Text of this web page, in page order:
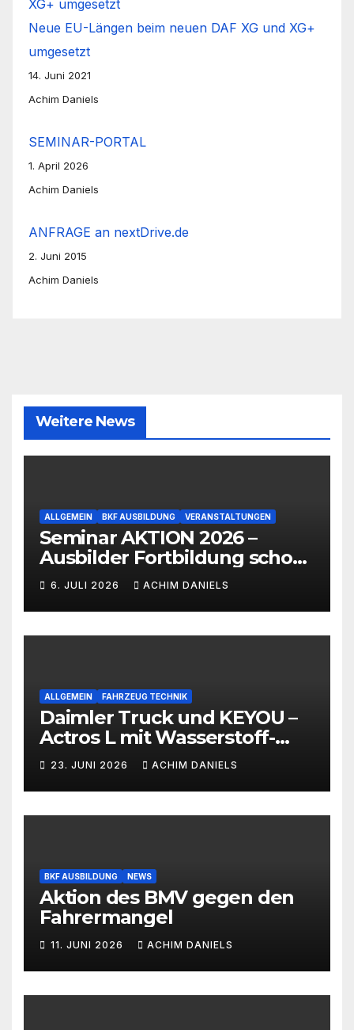
Neue EU-Längen beim neuen DAF XG und XG+
umgesetzt
14. Juni 2021
Achim Daniels
SEMINAR-PORTAL
1. April 2026
Achim Daniels
ANFRAGE an nextDrive.de
2. Juni 2015
Achim Daniels
Weitere News
ALLGEMEIN BKF AUSBILDUNG VERANSTALTUNGEN
Seminar AKTION 2026 –
Ausbilder Fortbildung schon
ab 399€!!!
6. JULI 2026 ACHIM DANIELS
ALLGEMEIN FAHRZEUG TECHNIK
Daimler Truck und KEYOU –
Actros L mit Wasserstoff-
Verbrennermotor
23. JUNI 2026 ACHIM DANIELS
BKF AUSBILDUNG NEWS
Aktion des BMV gegen den
Fahrermangel
11. JUNI 2026 ACHIM DANIELS